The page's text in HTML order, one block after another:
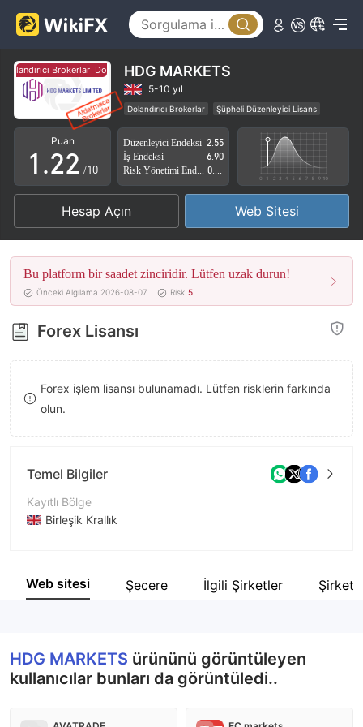
Brokerlar Dolandırıcı Brokerlar
HDG MARKETS
5-10 yıl
Dolandırıcı Brokerlar
Şüpheli Düzenleyici Lisans
Şüpheli İş Kapsamı
Yüksek düzeyde potansiyel risk
Puan
0
1
2
3
4
5
6
7
8
9
.
0
1
2
3
4
5
6
7
8
9
0
1
2
3
4
5
6
7
8
9
/10
Düzenleyici Endeksi 2.55
İş Endeksi
6.90
Hesap Açın Web Sitesi
Bu platform bir saadet zinciridir. Lütfen uzak durun!
Önceki Algılama 2026-08-07 Risk 5
Forex Lisansı
Forex işlem lisansı bulunamadı. Lütfen risklerin farkında
olun.
Temel Bilgiler
Kayıtlı Bölge
Birleşik Krallık
Şirket Adı
Web sitesi Şecere İlgili Şirketler Şirket
HDG MARKETS ürününü görüntüleyen
kullanıcılar bunları da görüntüledi..